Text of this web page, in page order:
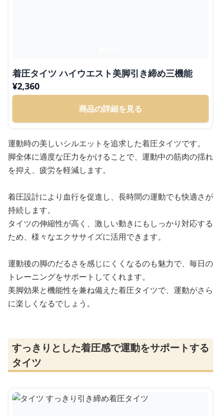
着圧タイツ ハイウエスト美脚引き締め三機能
¥2,360
商品の詳細を見る
運動時の美しいシルエットを追求した着圧タイツです。
脚全体に適度な圧力をかけることで、運動中の筋肉の揺れ
を抑え、疲労を軽減します。
着圧設計により血行を促進し、長時間の運動でも快適さが
持続します。
タイツの伸縮性が高く、激しい動きにもしっかり対応する
ため、様々なエクササイズに活用できます。
運動後の脚のだるさを感じにくくなるのも魅力で、毎日の
トレーニングをサポートしてくれます。
美脚効果と機能性を兼ね備えた着圧タイツで、運動がさら
に楽しくなるでしょう。
すっきりとした着圧感で運動をサポートする
タイツ